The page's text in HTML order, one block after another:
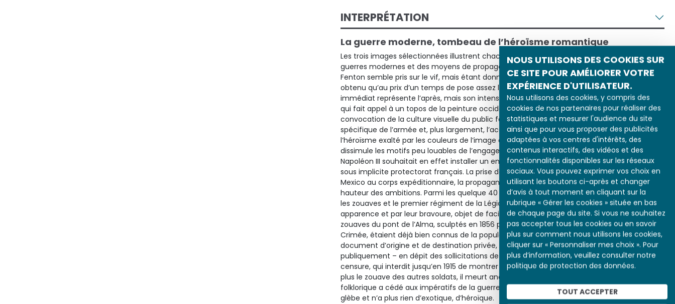
NOUS UTILISONS DES COOKIES SUR
CE SITE POUR AMÉLIORER VOTRE
EXPÉRIENCE D'UTILISATEUR.
Nous utilisons des cookies, y compris des
cookies de nos partenaires pour réaliser des
statistiques et mesurer l'audience du site
ainsi que pour vous proposer des publicités
adaptées à vos centres d'intérêts, des
contenus interactifs, des vidéos et des
fonctionnalités disponibles sur les réseaux
sociaux. Vous pouvez exprimer vos choix en
utilisant les boutons ci-après et changer
d’avis à tout moment en cliquant sur la
rubrique « Gérer les cookies » située en bas
de chaque page du site. Si vous ne souhaitez
pas accepter tous les cookies ou en savoir
plus sur comment nous utilisons les cookies,
cliquer sur « Personnaliser mes choix ». Pour
plus d’information, veuillez consulter notre
politique de protection des données.
TOUT ACCEPTER
INTERPRÉTATION
La guerre moderne, tombeau de l’héroïsme romantique
Les trois images sélectionnées illustrent chacune un moment de l’histoire croisée des
guerres modernes et des moyens de propagande ou d’information. Ainsi, le cliché de
Fenton semble pris sur le vif, mais étant donné la technique de l’époque, il n’a pu être
obtenu qu’au prix d’un temps de pose assez long. Non seulement le document donné pour
immédiat représente l’après, mais son intensité dramatique résulte d’une mise en scène
qui fait appel à un topos de la peinture occidentale : la déposition de Croix du Christ. Cette
convocation de la culture visuelle du public facilite l’attachement des Français à ce corps
spécifique de l’armée et, plus largement, l’acceptation de cette guerre lointaine. De même,
l’héroïsme exalté par les couleurs de l’image d’Épinal, appelée à être largement diffusée,
dissimule les motifs peu louables de l’engagement français au Nouveau Monde. L’empereur
Napoléon III souhaitait en effet installer un empereur, Maximilien, tête fantoche d’un régime
sous implicite protectorat français. La prise de Puebla ayant ouvert en 1863 la route de
Mexico au corps expéditionnaire, la propagande de ce haut fait se devait d’être à la
hauteur des ambitions. Parmi les quelque 40 000 soldats envoyés, les tirailleurs algériens,
les zouaves et le premier régiment de la Légion étrangère se distinguaient, à la fois par leur
apparence et par leur bravoure, objet de facile publicité – d’autant plus que les quatre
zouaves du pont de l’Alma, sculptés en 1856 pour célébrer la bataille du même nom en
Crimée, étaient déjà bien connus de la population. Le cliché de Terrier, en revanche, est un
document d’origine et de destination privée, qui ne pouvait ni ne devait paraître
publiquement – en dépit des sollicitations de la presse et en vertu des règles strictes de la
censure, qui interdit jusqu’en 1915 de montrer des morts et des prisonniers. Rien ne distingue
plus le zouave des autres soldats, il meurt anonyme et sans assistance. Son costume
folklorique a cédé aux impératifs de la guerre d’usure, son corps se confond déjà avec la
glèbe et n’a plus rien d’exotique, d’héroïque.